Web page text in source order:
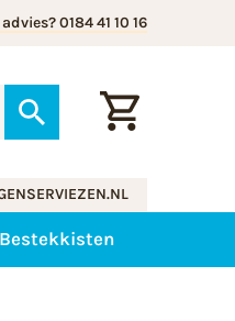
0184 41 10 16
Bestekkisten